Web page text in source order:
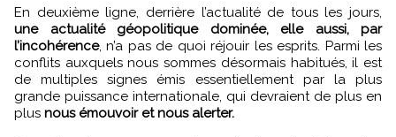
En deuxième ligne, derrière l’actualité de tous les jours,
une actualité géopolitique dominée, elle aussi, par
l’incohérence, n’a pas de quoi réjouir les esprits. Parmi les
conflits auxquels nous sommes désormais habitués, il est
de multiples signes émis essentiellement par la plus
grande puissance internationale, qui devraient de plus en
plus nous émouvoir et nous alerter.